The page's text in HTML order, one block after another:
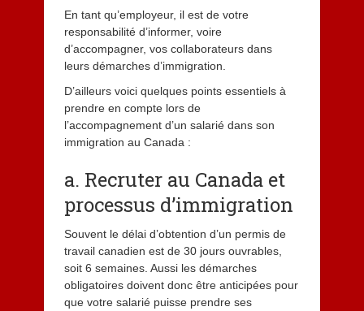
En tant qu’employeur, il est de votre
responsabilité d’informer, voire
d’accompagner, vos collaborateurs dans
leurs démarches d’immigration.
D’ailleurs voici quelques points essentiels à
prendre en compte lors de
l’accompagnement d’un salarié dans son
immigration au Canada :
a. Recruter au Canada et
processus d’immigration
Souvent le délai d’obtention d’un permis de
travail canadien est de 30 jours ouvrables,
soit 6 semaines. Aussi les démarches
obligatoires doivent donc être anticipées pour
que votre salarié puisse prendre ses